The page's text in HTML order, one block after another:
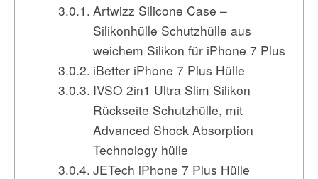
Artwizz Silicone Case –
Silikonhülle Schutzhülle aus
weichem Silikon für iPhone 7 Plus
iBetter iPhone 7 Plus Hülle
IVSO 2in1 Ultra Slim Silikon
Rückseite Schutzhülle, mit
Advanced Shock Absorption
Technology hülle
JETech iPhone 7 Plus Hülle